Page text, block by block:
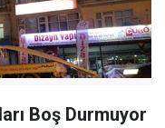
Boş Durmuyor